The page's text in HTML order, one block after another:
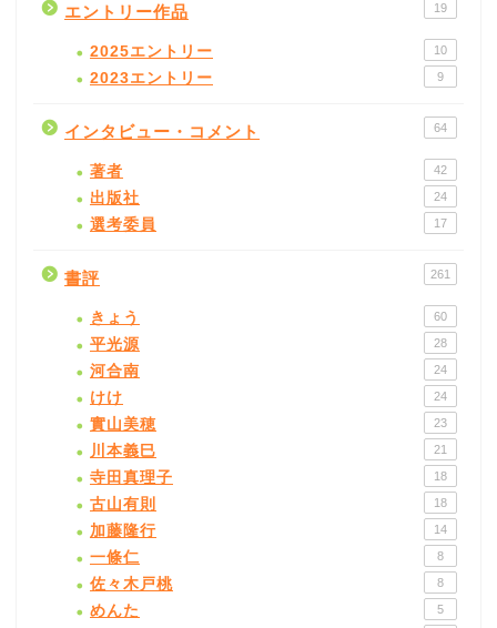
エントリー作品 19
2025エントリー 10
2023エントリー 9
インタビュー・コメント 64
著者 42
出版社 24
選考委員 17
書評 261
きょう 60
平光源 28
河合南 24
けけ 24
實山美穂 23
川本義巳 21
寺田真理子 18
古山有則 18
加藤隆行 14
一條仁 8
佐々木戸桃 8
めんた 5